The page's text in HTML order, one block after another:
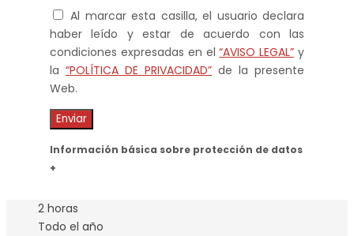
Al marcar esta casilla, el usuario declara
haber leído y estar de acuerdo con las
condiciones expresadas en el“AVISO LEGAL” y
la “POLÍTICA DE PRIVACIDAD” de la presente
Web.
Información básica sobre protección de datos
+
2 horas
Todo el año